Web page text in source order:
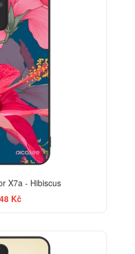
X7a - Hibiscus
Kč